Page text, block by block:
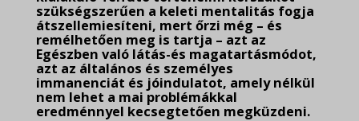
szükségszerűen a keleti mentalitás fogja
átszellemiesíteni, mert őrzi még – és
remélhetően meg is tartja – azt az
Egészben való látás-és magatartásmódot,
azt az általános és személyes
immanenciát és jóindulatot, amely nélkül
nem lehet a mai problémákkal
eredménnyel kecsegtetően megküzdeni.